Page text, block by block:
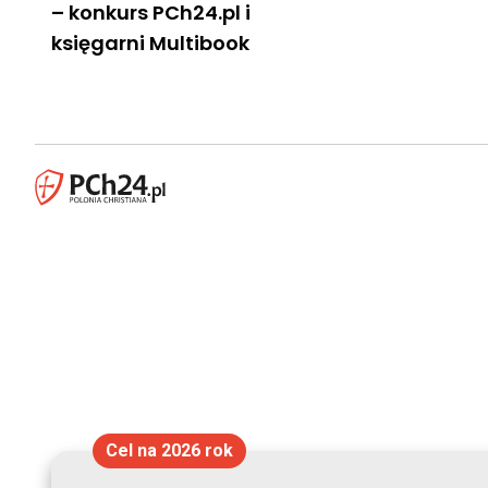
– konkurs PCh24.pl i
księgarni Multibook
Cel na 2026 rok